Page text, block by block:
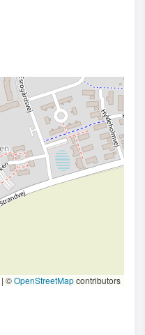
| ©OpenStreetMapcontributors